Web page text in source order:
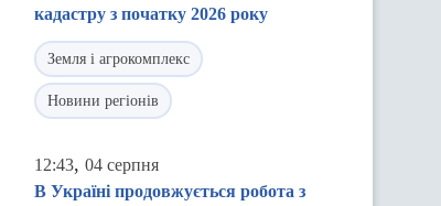
кадастру з початку 2026 року
Земля і агрокомплекс
Новини регіонів
12:43, 04 серпня
В Україні продовжується робота з